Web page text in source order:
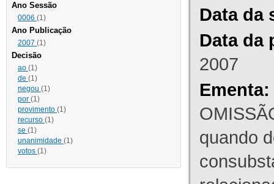
Ano Sessão
0006 (1)
Ano Publicação
2007 (1)
Decisão
ao (1)
de (1)
negou (1)
por (1)
provimento (1)
recurso (1)
se (1)
unanimidade (1)
votos (1)
Data da
Data da
2007
Ementa:
quando